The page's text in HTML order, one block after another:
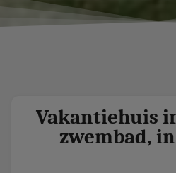
Vakantiehuis
zwembad,